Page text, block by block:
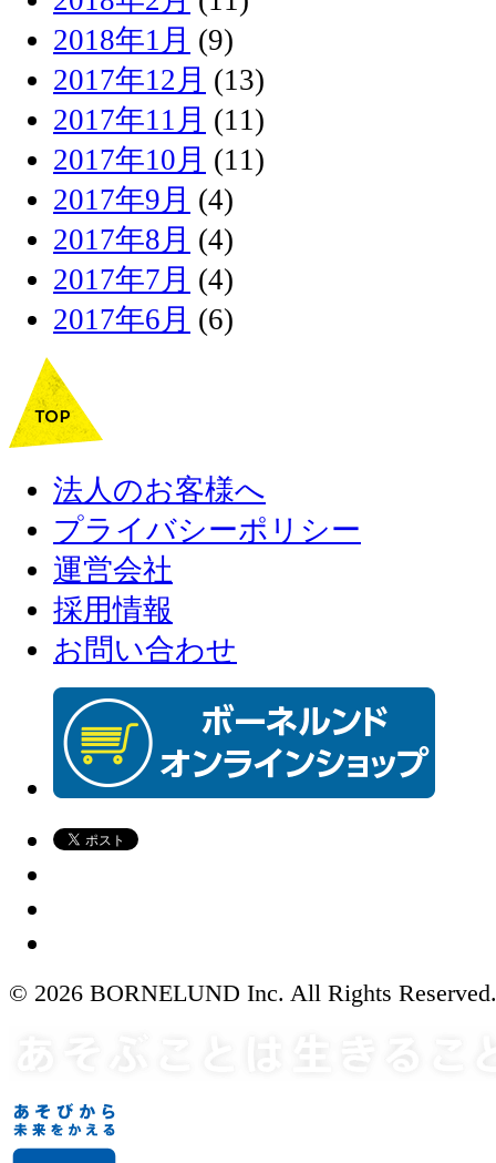
2018年1月 (9)
2017年12月 (13)
2017年11月 (11)
2017年10月 (11)
2017年9月 (4)
2017年8月 (4)
2017年7月 (4)
2017年6月 (6)
法人のお客様へ
プライバシーポリシー
運営会社
採用情報
お問い合わせ
© 2026 BORNELUND Inc. All Rights Reserved.